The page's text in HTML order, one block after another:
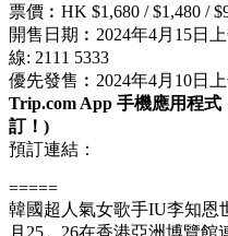
票價︰HK $1,680 / $1,480 /
開售日期︰2024年4月15日
線: 2111 5333
優先發售︰2024年4月10日
Trip.com App 手機應用程
訂！)
預訂連結：
=====
韓國超人氣女歌手IU李知恩
月25、26在香港亞洲博覽館